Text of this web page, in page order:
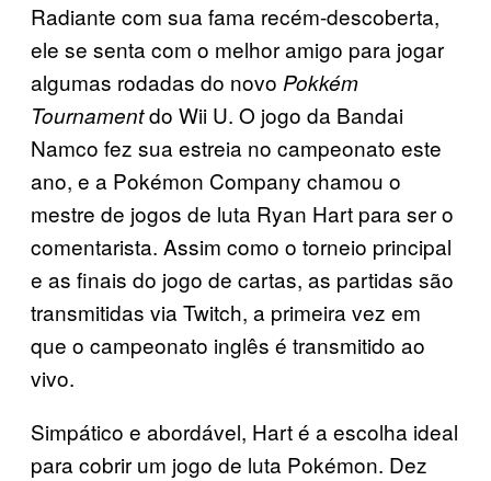
Radiante com sua fama recém-descoberta,
ele se senta com o melhor amigo para jogar
algumas rodadas do novo Pokkém
Tournamentdo Wii U. O jogo da Bandai
Namco fez sua estreia no campeonato este
ano, e a Pokémon Company chamou o
mestre de jogos de luta Ryan Hart para ser o
comentarista. Assim como o torneio principal
e as finais do jogo de cartas, as partidas são
transmitidas via Twitch, a primeira vez em
que o campeonato inglês é transmitido ao
vivo.
Simpático e abordável, Hart é a escolha ideal
para cobrir um jogo de luta Pokémon. Dez